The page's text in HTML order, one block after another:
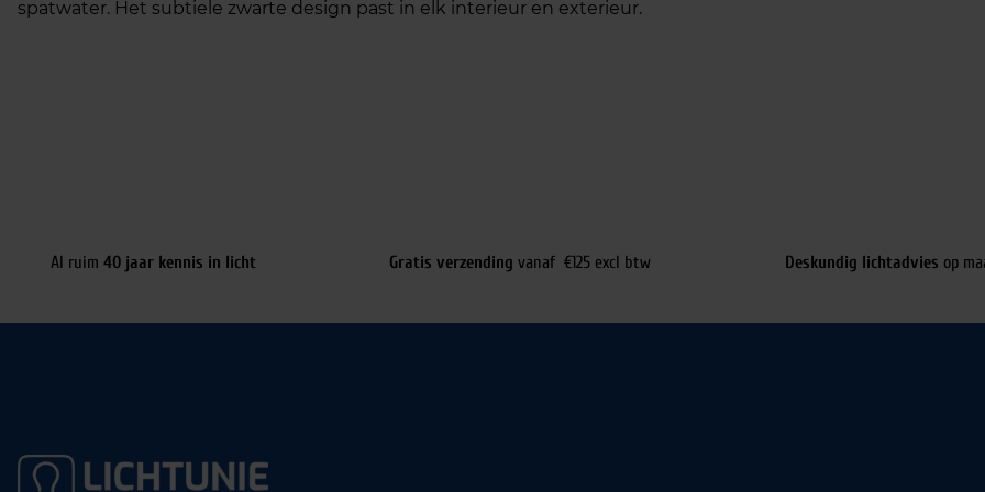
spatwater. Het subtiele zwarte design past in elk interieur en exterieur.
Al ruim 40 jaar kennis in licht Gratis verzending vanaf €125 excl btw Deskundig lichtadvies op